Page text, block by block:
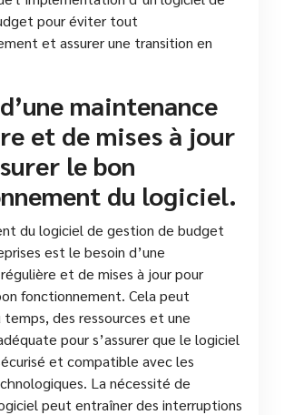
pour éviter tout
et assurer une transition en
maintenance
et de mises à jour
le bon
du logiciel.
du logiciel de gestion de budget
est le besoin d’une
et de mises à jour pour
fonctionnement. Cela peut
des ressources et une
pour s’assurer que le logiciel
et compatible avec les
La nécessité de
peut entraîner des interruptions